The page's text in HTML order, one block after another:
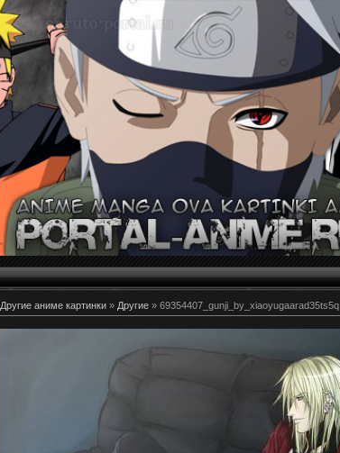
Другие аниме картинки » Другие » 69354407_gunji_by_xiaoyugaarad35ts5q